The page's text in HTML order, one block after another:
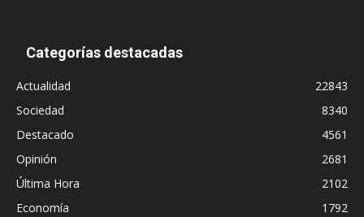
Categorías destacadas
Actualidad
22843
Sociedad
8340
Destacado
4561
Opinión
2681
Última Hora
2102
Economía
1792